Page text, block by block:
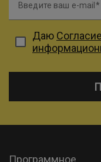
Введите ваш e-mail
Даю
Программное